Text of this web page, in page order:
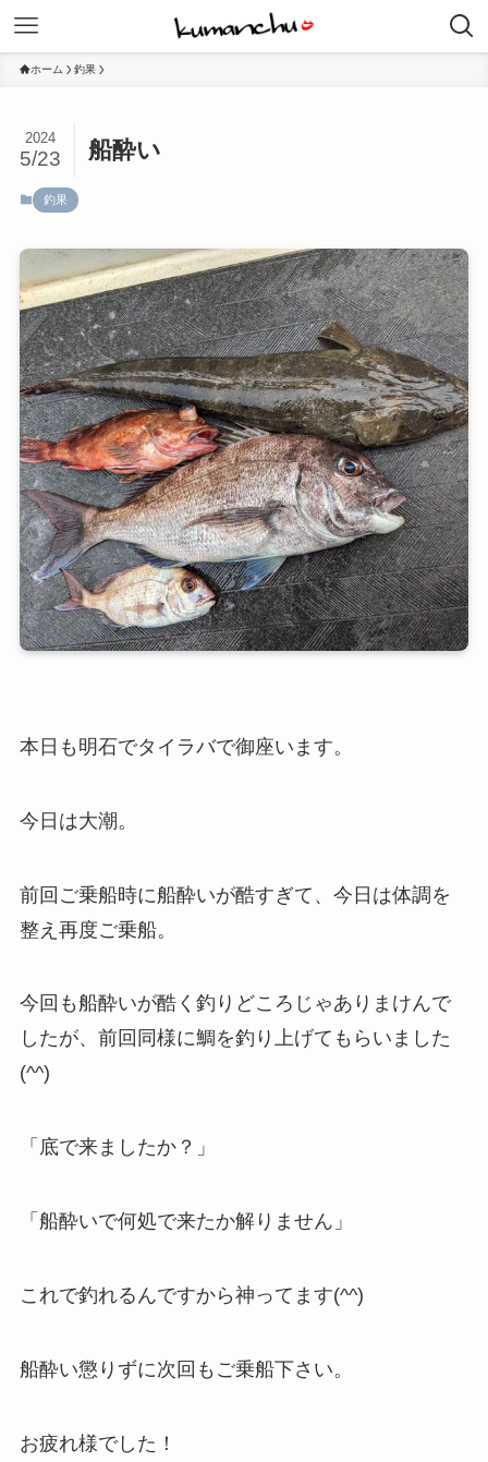
ホーム 釣果
船酔い
2024
5/23
釣果
本日も明石でタイラバで御座います。
今日は大潮。
前回ご乗船時に船酔いが酷すぎて、今日は体調を
整え再度ご乗船。
今回も船酔いが酷く釣りどころじゃありまけんで
したが、前回同様に鯛を釣り上げてもらいました
(^^)
「底で来ましたか？」
「船酔いで何処で来たか解りません」
これで釣れるんですから神ってます(^^)
船酔い懲りずに次回もご乗船下さい。
お疲れ様でした！